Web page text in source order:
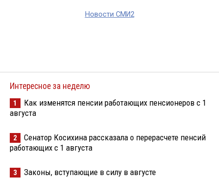
Новости СМИ2
Интересное за неделю
1
Как изменятся пенсии работающих пенсионеров с 1
августа
2
Сенатор Косихина рассказала о перерасчете пенсий
работающих с 1 августа
3 Законы, вступающие в силу в августе